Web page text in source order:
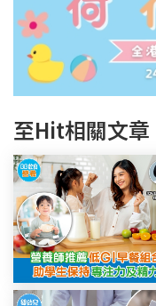
至Hit相關文章